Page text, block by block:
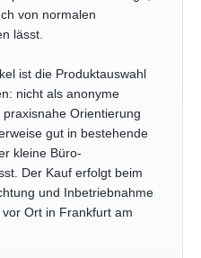
von normalen
lässt.
ist die Produktauswahl
nicht als anonyme
Orientierung
gut in bestehende
kleine Büro-
Der Kauf erfolgt beim
und Inbetriebnahme
Ort in Frankfurt am